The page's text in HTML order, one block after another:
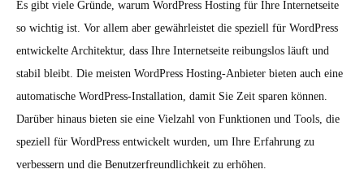
Es gibt viele Gründe, warum WordPress Hosting für Ihre Internetseite
so wichtig ist. Vor allem aber gewährleistet die speziell für WordPress
entwickelte Architektur, dass Ihre Internetseite reibungslos läuft und
stabil bleibt. Die meisten WordPress Hosting-Anbieter bieten auch eine
automatische WordPress-Installation, damit Sie Zeit sparen können.
Darüber hinaus bieten sie eine Vielzahl von Funktionen und Tools, die
speziell für WordPress entwickelt wurden, um Ihre Erfahrung zu
verbessern und die Benutzerfreundlichkeit zu erhöhen.